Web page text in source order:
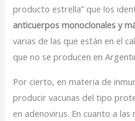
producto estrella” que los
anticuerpos monoclonales y
varias de las que están en el
que no se producen en
Por cierto, en materia de
producir vacunas del tipo
en adenovirus. En cuanto a las